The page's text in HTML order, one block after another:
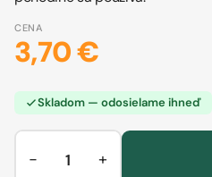
CENA
3,70 €
Skladom — odosielame ihneď
− +